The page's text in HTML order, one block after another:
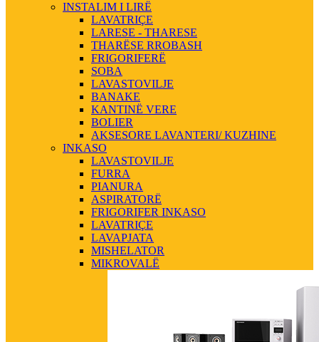
INSTALIM I LIRË
LAVATRIÇE
LARESE - THARESE
THARËSE RROBASH
FRIGORIFERË
SOBA
LAVASTOVILJE
BANAKE
KANTINË VERE
BOLIER
AKSESORE LAVANTERI/ KUZHINE
INKASO
LAVASTOVILJE
FURRA
PIANURA
ASPIRATORË
FRIGORIFER INKASO
LAVATRIÇE
LAVAPJATA
MISHELATOR
MIKROVALË